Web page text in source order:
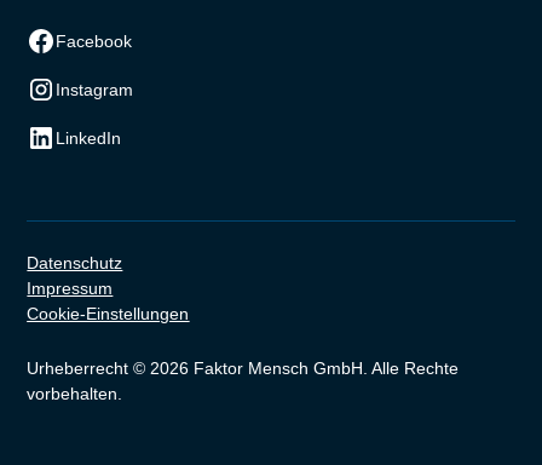
Facebook
Instagram
LinkedIn
Urheberrecht © 2026 Faktor Mensch GmbH. Alle Rechte
vorbehalten.
Datenschutz
Impressum
Cookie-Einstellungen